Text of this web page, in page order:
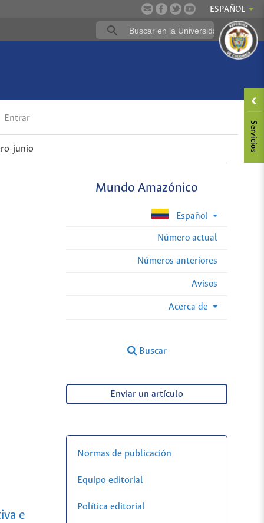
ESPAÑOL
Entrar
junio
Mundo Amazónico
Español
Número actual
Números anteriores
Avisos
Acerca de
Buscar
e
Enviar un artículo
Normas de publicación
Equipo editorial
Política editorial